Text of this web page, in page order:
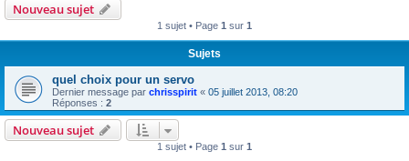
Nouveau sujet
1 sujet • Page 1 sur 1
Sujets
quel choix pour un servo
Dernier message par chrisspirit « 05 juillet 2013, 08:20
Réponses : 2
Nouveau sujet
1 sujet • Page 1 sur 1